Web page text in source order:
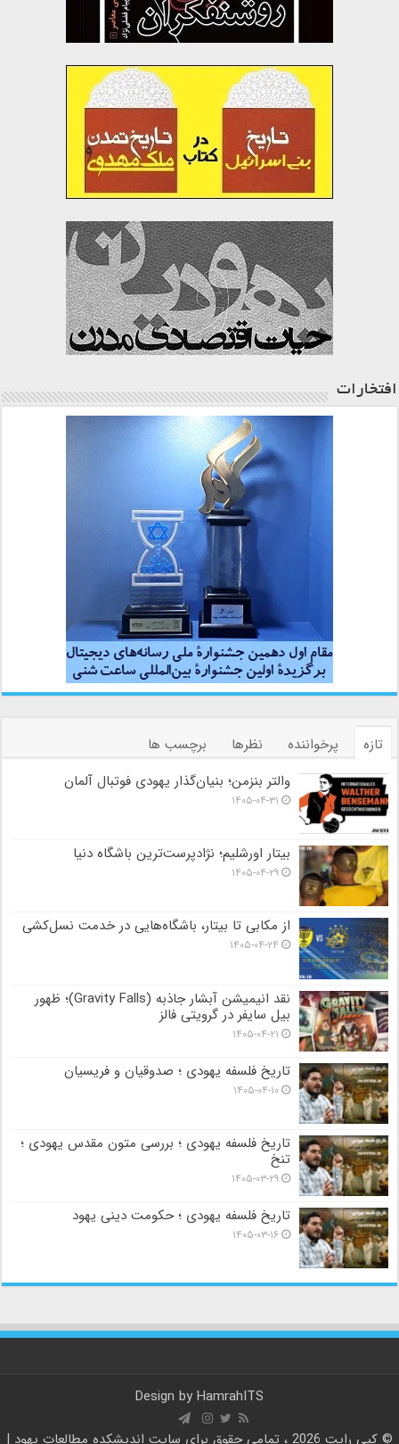
افتخارات
تازه پرخواننده نظرها
برچسب ها
والتر بنزمن؛ بنیان‌گذار یهودی فوتبال آلمان
۱۴۰۵-۰۴-۳۱
بیتار اورشلیم؛ نژادپرست‌ترین باشگاه دنیا
۱۴۰۵-۰۴-۲۹
از مکابی تا بیتار، باشگاه‌هایی در خدمت نسل‌کشی
۱۴۰۵-۰۴-۲۴
نقد انیمیشن آبشار جاذبه (Gravity Falls)؛ ظهور
بیل سایفر در گرویتی فالز
۱۴۰۵-۰۴-۲۱
تاریخ فلسفه یهودی ؛ صدوقیان و فریسیان
۱۴۰۵-۰۴-۱۰
تاریخ فلسفه یهودی ؛ بررسی متون مقدس یهودی ؛
تنخ
۱۴۰۵-۰۳-۲۹
تاریخ فلسفه یهودی ؛ حکومت دینی یهود
۱۴۰۵-۰۳-۱۶
Design by HamrahITS